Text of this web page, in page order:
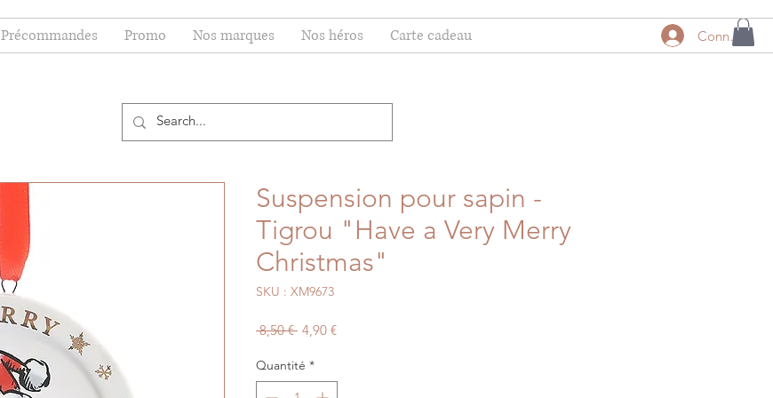
Précommandes Promo Nos marques Nos héros Carte cadeau Connexion
Suspension pour sapin -
Tigrou "Have a Very Merry
Christmas"
SKU : XM9673
8,50 € Prix
4,90 €Prix
Quantité *